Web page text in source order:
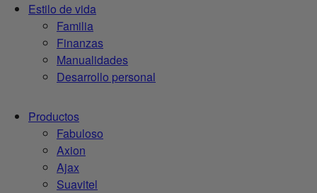
Estilo de vida
Familia
Finanzas
Manualidades
Desarrollo personal
Productos
Fabuloso
Axion
Ajax
Suavitel